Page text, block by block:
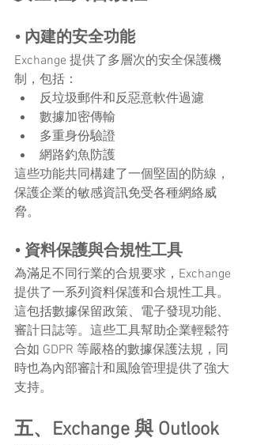
• 內建的安全功能
Exchange 提供了多層次的安全保護機
制，包括：
反垃圾郵件和反惡意軟件過濾
數據加密傳輸
多重身份驗證
網路釣魚防護
這些功能共同構建了一個堅固的防線，
保護企業的敏感資訊免受各種網絡威
脅。
• 資料保護與合規性工具
為滿足不同行業的合規要求，Exchange
提供了一系列資料保護和合規性工具。
這包括數據保留政策、電子發現功能、
審計日誌等。這些工具幫助企業輕鬆符
合如 GDPR 等嚴格的數據保護法規，同
時也為內部審計和風險管理提供了強大
支持。
五、Exchange 與 Outlook